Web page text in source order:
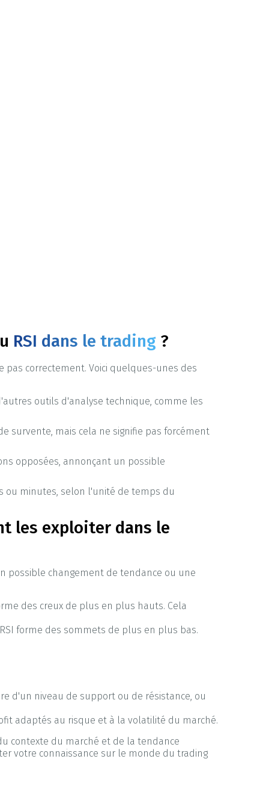
RSI dans le trading ?
correctement. Voici quelques-unes des
outils d'analyse technique, comme les
survente, mais cela ne signifie pas forcément
opposées, annonçant un possible
ou minutes, selon l'unité de temps du
les exploiter dans le
possible changement de tendance ou une
des creux de plus en plus hauts. Cela
forme des sommets de plus en plus bas.
d'un niveau de support ou de résistance, ou
adaptés au risque et à la volatilité du marché.
contexte du marché et de la tendance
votre connaissance sur le monde du trading